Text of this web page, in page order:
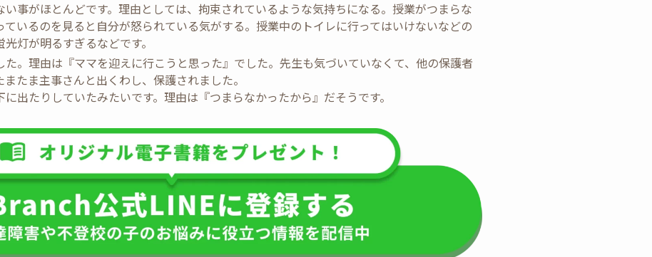
い事がほとんどです。理由としては、拘束されているような気持ちになる。授業がつまらな
ているのを見ると自分が怒られている気がする。授業中のトイレに行ってはいけないなどの
灯が明るすぎるなどです。
。理由は『ママを迎えに行こうと思った』でした。先生も気づいていなくて、他の保護者
たま主事さんと出くわし、保護されました。
出たりしていたみたいです。理由は『つまらなかったから』だそうです。